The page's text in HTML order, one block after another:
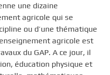
une dizaine
agricole qui se
ou d’une thématique
agricole est
du GAP. A ce jour, il
éducation physique et